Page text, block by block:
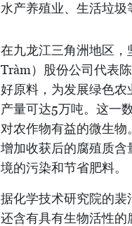
水产养殖业、生活垃圾
在九龙江三角洲地区
Tràm）股份公司代表
好原料，为发展绿色
产量可达5万吨。这一
对农作物有益的微生物
增加收获后的腐殖质
境的污染和节省肥料。
据化学技术研究院的裴
还含有具有生物活性